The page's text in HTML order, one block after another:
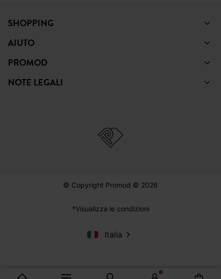
SHOPPING
AIUTO
PROMOD
NOTE LEGALI
© Copyright Promod © 2026
*Visualizza le condizioni
Italia